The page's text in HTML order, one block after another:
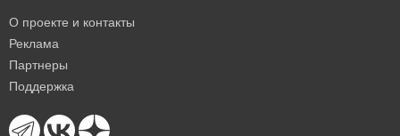
О проекте и контакты
Реклама
Партнеры
Поддержка